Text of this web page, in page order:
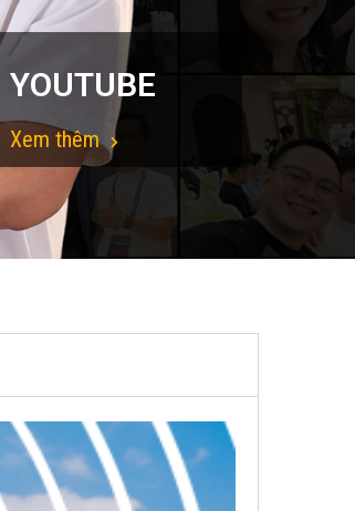
YOUTUBE
Xem thêm